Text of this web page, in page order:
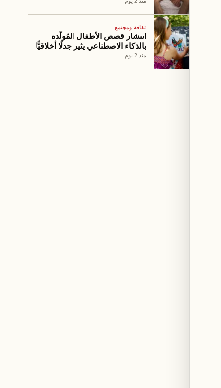
ثقافة ومجتمع
انتشار قصص الأطفال المُولَّدة
بالذكاء الاصطناعي يثير جدلًا أخلاقيًّا
منذ 2 يوم